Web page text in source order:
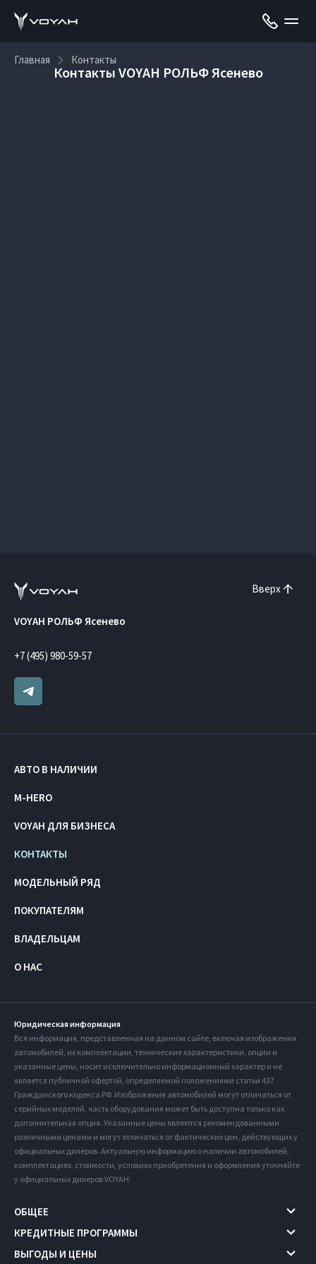
Главная Контакты
Контакты VOYAH РОЛЬФ Ясенево
Вверх
VOYAH РОЛЬФ Ясенево
+7 (495) 980-59-57
АВТО В НАЛИЧИИ
M-HERO
VOYAH ДЛЯ БИЗНЕСА
КОНТАКТЫ
МОДЕЛЬНЫЙ РЯД
ПОКУПАТЕЛЯМ
ВЛАДЕЛЬЦАМ
О НАС
Юридическая информация
Вся информация, представленная на данном сайте, включая изображения
автомобилей, их комплектации, технические характеристики, опции и
указанные цены, носит исключительно информационный характер и не
является публичной офертой, определяемой положениями статьи 437
Гражданского кодекса РФ. Изображения автомобилей могут отличаться от
серийных моделей, часть оборудования может быть доступна только как
дополнительная опция. Указанные цены являются рекомендованными
розничными ценами и могут отличаться от фактических цен, действующих у
официальных дилеров. Актуальную информацию о наличии автомобилей,
комплектациях, стоимости, условиях приобретения и оформления уточняйте
у официальных дилеров VOYAH.
ОБЩЕЕ
КРЕДИТНЫЕ ПРОГРАММЫ
ВЫГОДЫ И ЦЕНЫ